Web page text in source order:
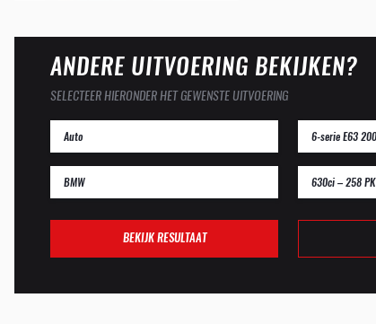
ANDERE UITVOERING BEKIJKEN?
SELECTEER HIERONDER HET GEWENSTE UITVOERING
630ci – 258 PK
BEKIJK RESULTAAT